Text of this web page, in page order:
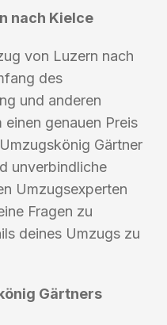
nach Kielce
von Luzern nach
des
und anderen
genauen Preis
Gärtner
unverbindliche
Umzugsexperten
Fragen zu
deines Umzugs zu
Gärtners